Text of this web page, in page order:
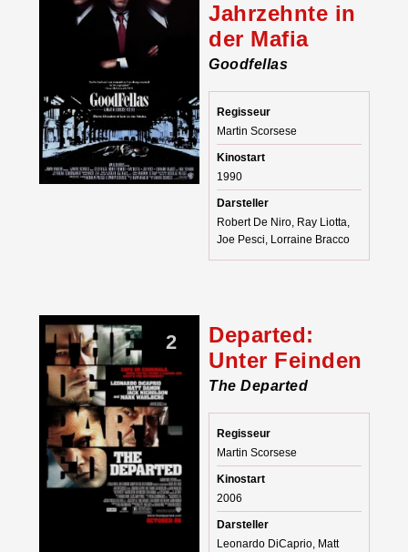
Jahrzehnte in
der Mafia
Goodfellas
Regisseur
Martin Scorsese
Kinostart
1990
Darsteller
Robert De Niro, Ray Liotta,
Joe Pesci, Lorraine Bracco
2
Departed:
Unter Feinden
The Departed
Regisseur
Martin Scorsese
Kinostart
2006
Darsteller
Leonardo DiCaprio, Matt